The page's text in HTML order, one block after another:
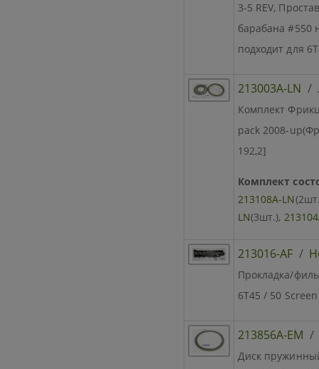
3-5 REV,
барабана #550
подходит для
213003A-LN /
Комплект
pack 2008-
192,2]
Комплект
213108A-LN
LN(3шт.),
213016-AF /
Прокладка/
6T45 / 50
213856A-EM
Диск